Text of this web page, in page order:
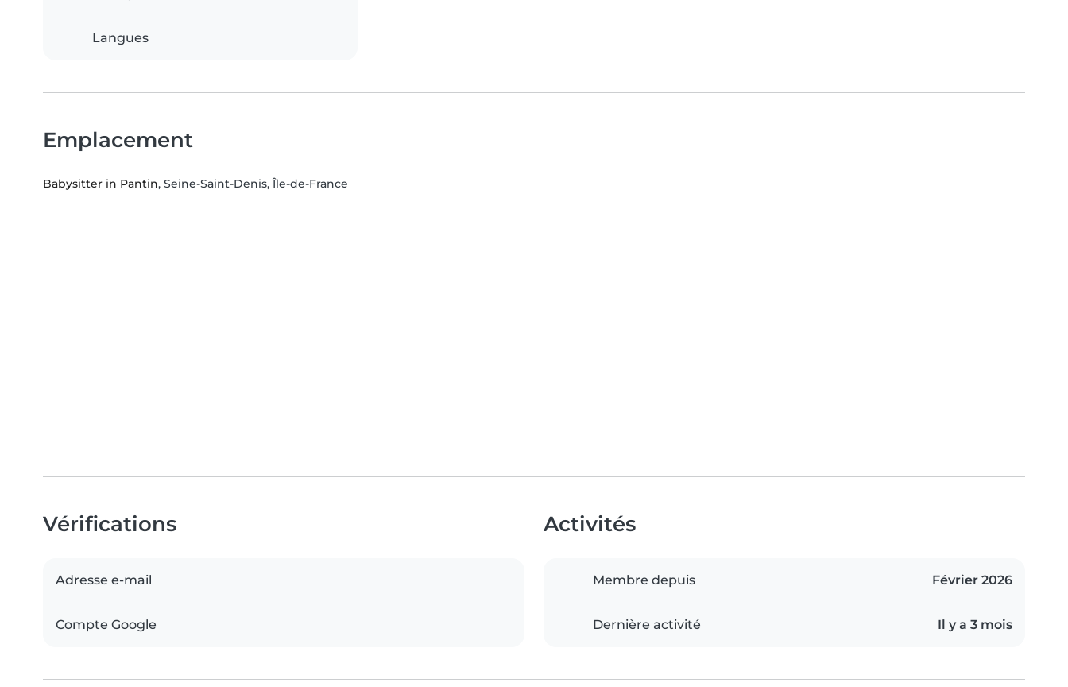
Langues
Emplacement
Babysitter in Pantin, Seine-Saint-Denis, Île-de-France
Vérifications
Adresse e-mail
Compte Google
Activités
Membre depuis Février 2026
Dernière activité Il y a 3 mois